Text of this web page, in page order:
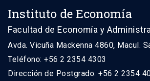
Instituto de Economía
Facultad de Economía y
Avda. Vicuña Mackenna 4860, Macul.
Teléfono: +56 2 2354 4303
Dirección de Postgrado: +56 2 2354